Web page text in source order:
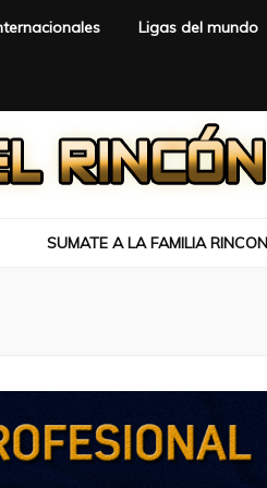
Ligas del mundo
SUMATE A LA FAMILIA